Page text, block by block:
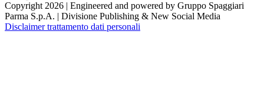
Copyright 2026 | Engineered and powered by Gruppo Spaggiari
Parma S.p.A. | Divisione Publishing & New Social Media
Disclaimer trattamento dati personali